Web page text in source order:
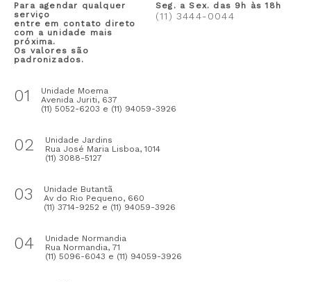
Para agendar qualquer
serviço
entre em contato direto
com a unidade mais
próxima.
Os valores são
padronizados.
Seg. a Sex. das 9h às 18h
(11) 3444-0044
01
Unidade Moema
Avenida Juriti, 637
(11) 5052-6203 e (11) 94059-3926
02
Unidade Jardins
Rua José Maria Lisboa, 1014
(11) 3088-5127
03
Unidade Butantã
Av do Rio Pequeno, 660
(11) 3714-9252 e (11) 94059-3926
04
Unidade Normandia
Rua Normandia, 71
(11) 5096-6043 e (11) 94059-3926